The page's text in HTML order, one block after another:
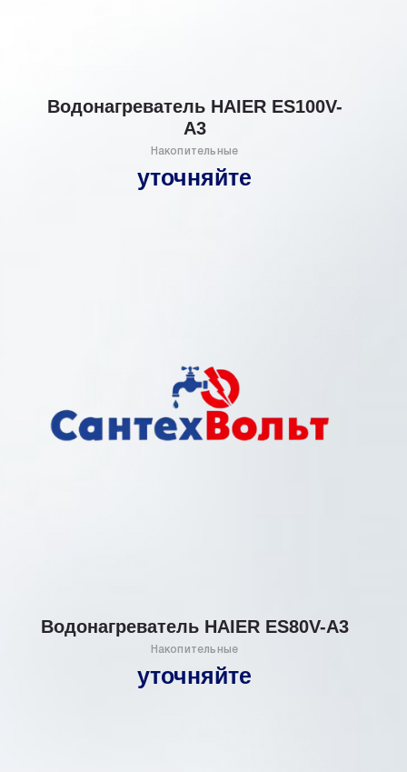
Водонагреватель HAIER ES100V-
А3
Накопительные
уточняйте
Водонагреватель HAIER ES80V-А3
Накопительные
уточняйте